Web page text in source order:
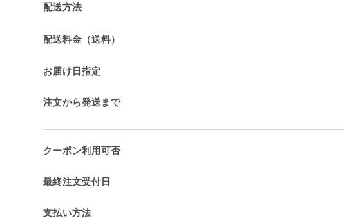
配送方法
配送料金（送料）
お届け日指定
注文から発送まで
クーポン利用可否
最終注文受付日
支払い方法